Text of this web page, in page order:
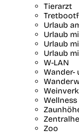
Tierarzt
Urlaub
Urlaub
Urlaub
Urlaub
W-LAN
Wander-
Wellness
Zoo